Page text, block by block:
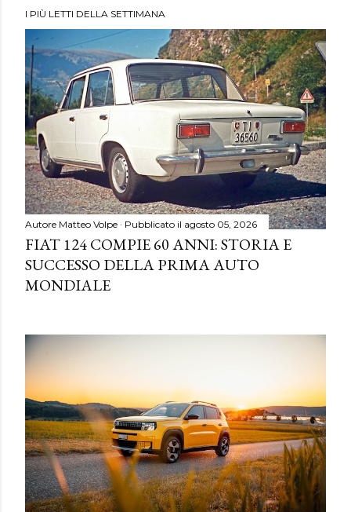
I PIÙ LETTI DELLA SETTIMANA
Autore Matteo Volpe Pubblicato il agosto 05, 2026
FIAT 124 COMPIE 60 ANNI: STORIA E
SUCCESSO DELLA PRIMA AUTO
MONDIALE